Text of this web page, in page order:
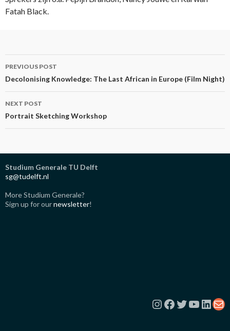
Fatah Black.
Post
navigation
PREVIOUS POST
Decolonising Knowledge: The Last African in Europe (Film Night)
NEXT POST
Portrait Sketching Workshop
Studium Generale TU Delft
sg@tudelft.nl
More Studium Generale?
Sign up for ournewsletter!
Instagram
Facebook
Twitter